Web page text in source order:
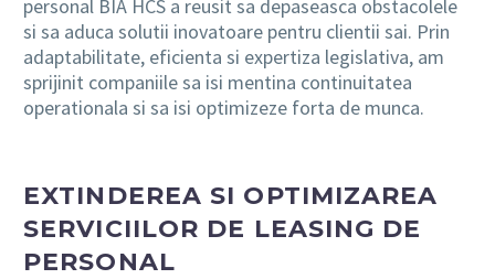
personal BIA HCS a reusit sa depaseasca obstacolele
si sa aduca solutii inovatoare pentru clientii sai. Prin
adaptabilitate, eficienta si expertiza legislativa, am
sprijinit companiile sa isi mentina continuitatea
operationala si sa isi optimizeze forta de munca.
EXTINDEREA SI OPTIMIZAREA
SERVICIILOR DE LEASING DE
PERSONAL